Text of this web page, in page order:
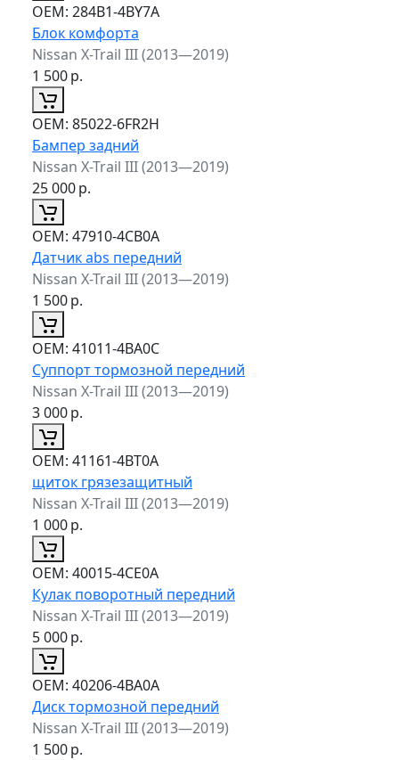
ОЕМ: 284B1-4BY7A
Блок комфорта
Nissan X-Trail III (2013—2019)
1 500р.
ОЕМ: 85022-6FR2H
Бампер задний
Nissan X-Trail III (2013—2019)
25 000р.
ОЕМ: 47910-4CB0A
Датчик abs передний
Nissan X-Trail III (2013—2019)
1 500р.
ОЕМ: 41011-4BA0C
Суппорт тормозной передний
Nissan X-Trail III (2013—2019)
3 000р.
ОЕМ: 41161-4BT0A
щиток грязезащитный
Nissan X-Trail III (2013—2019)
1 000р.
ОЕМ: 40015-4CE0A
Кулак поворотный передний
Nissan X-Trail III (2013—2019)
5 000р.
ОЕМ: 40206-4BA0A
Диск тормозной передний
Nissan X-Trail III (2013—2019)
1 500р.